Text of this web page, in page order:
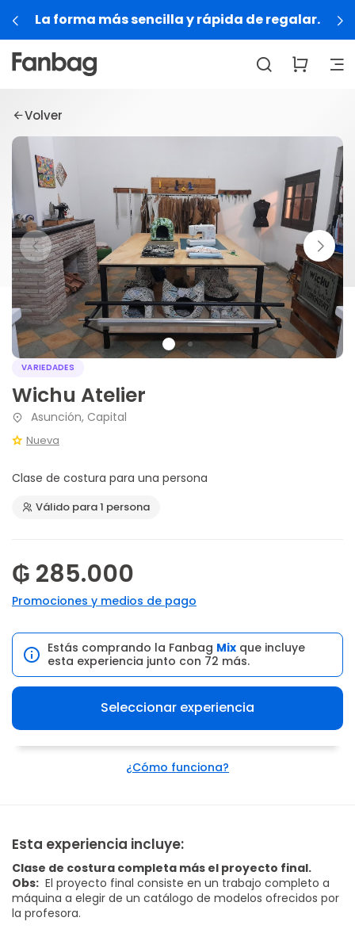
La forma más sencilla y rápida de regalar.
Volver
VARIEDADES
Wichu Atelier
Asunción, Capital
Nueva
Clase de costura para una persona
Válido para 1 persona
₲ 285.000
Promociones y medios de pago
Estás comprando la Fanbag Mix que incluye
esta experiencia junto con 72 más.
Seleccionar experiencia
¿Cómo funciona?
Esta experiencia incluye:
Clase de costura completa más el proyecto final.
Obs: El proyecto final consiste en un trabajo completo a
máquina a elegir de un catálogo de modelos ofrecidos por
la profesora.